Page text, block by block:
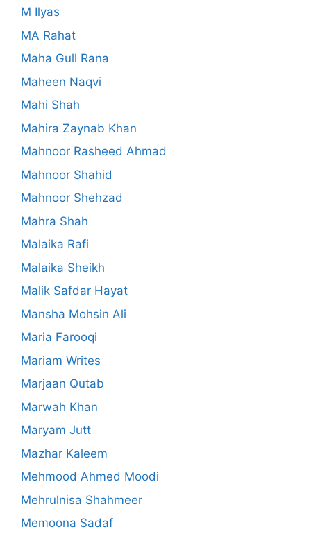
M Ilyas
MA Rahat
Maha Gull Rana
Maheen Naqvi
Mahi Shah
Mahira Zaynab Khan
Mahnoor Rasheed Ahmad
Mahnoor Shahid
Mahnoor Shehzad
Mahra Shah
Malaika Rafi
Malaika Sheikh
Malik Safdar Hayat
Mansha Mohsin Ali
Maria Farooqi
Mariam Writes
Marjaan Qutab
Marwah Khan
Maryam Jutt
Mazhar Kaleem
Mehmood Ahmed Moodi
Mehrulnisa Shahmeer
Memoona Sadaf